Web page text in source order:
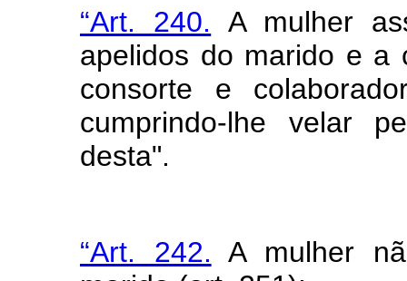
“Art. 240. A mulher
apelidos do marido e a
consorte e
cumprindo-lhe velar
desta".
“Art. 242. A mulher